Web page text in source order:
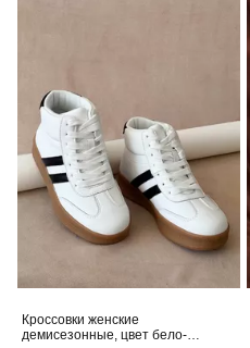
Кроссовки женские
демисезонные, цвет бело-